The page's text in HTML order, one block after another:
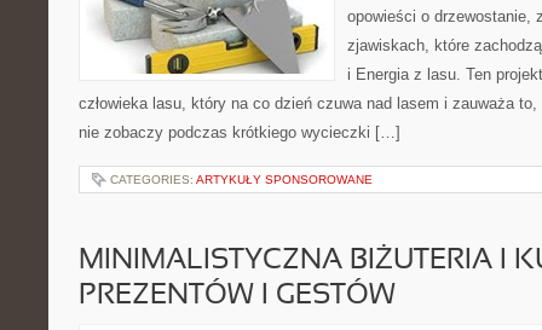
opowieści o drzewostanie,
zjawiskach, które
i Energia z lasu. Ten
człowieka lasu, który na co dzień czuwa nad lasem i zauważa
nie zobaczy podczas krótkiego wycieczki […]
CATEGORIES: ARTYKUŁY SPONSOROWANE
MINIMALISTYCZNA BIŻUTERIA I
PREZENTÓW I GESTÓW